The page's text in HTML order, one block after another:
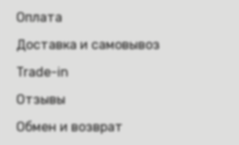
Оплата
Доставка и самовывоз
Trade-in
Отзывы
Обмен и возврат